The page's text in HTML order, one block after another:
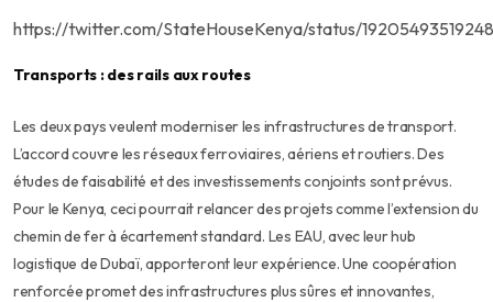
https://twitter.com/StateHouseKenya/status/
Transports : des rails aux routes
Les deux pays veulent moderniser les infrastructures de transport.
L’accord couvre les réseaux ferroviaires, aériens et routiers. Des
études de faisabilité et des investissements conjoints sont prévus.
Pour le Kenya, ceci pourrait relancer des projets comme l’extension du
chemin de fer à écartement standard. Les EAU, avec leur hub
logistique de Dubaï, apporteront leur expérience. Une coopération
renforcée promet des infrastructures plus sûres et innovantes,